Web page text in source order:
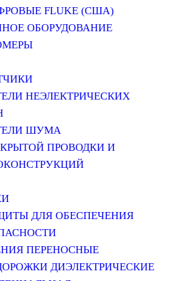
FLUKE (США)
ОБОРУДОВАНИЕ
НЕЭЛЕКТРИЧЕСКИХ
ШУМА
ПРОВОДКИ И
ДЛЯ ОБЕСПЕЧЕНИЯ
ПЕРЕНОСНЫЕ
ДИЭЛЕКТРИЧЕСКИЕ